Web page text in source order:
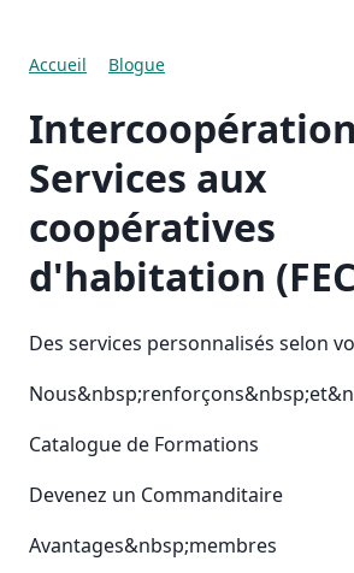
Accueil Blogue
Services aux
coopératives
d'habitation
Des services personnalisés selon
Catalogue de Formations
Devenez un Commanditaire
Avantages&nbsp;membres